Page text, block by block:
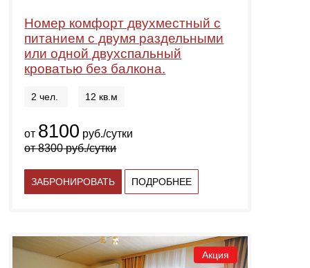
Номер комфорт двухместный с
питанием с двумя раздельными
или одной двухспальный
кроватью без балкона.
2 чел. 12 кв.м
от 8100 руб./сутки
от8300руб./сутки
ЗАБРОНИРОВАТЬ ПОДРОБНЕЕ
Акция